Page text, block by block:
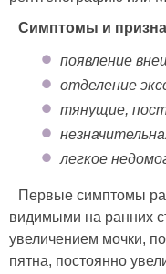
Симптомы и
появление
отделение
тянущие,
легкое
Первые симптомы
видимыми на ранних
увеличением мочки,
пятна, постоянно